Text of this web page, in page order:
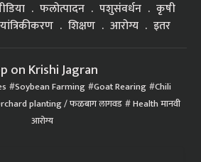
फलोत्पादन पशुसंवर्धन
कृषी
यांत्रिकीकरण शिक्षण आरोग्य इतर
on Krishi Jagran
Soybean Farming Goat Rearing Chili
planting / फळबाग लागवड Health मानवी
आरोग्य